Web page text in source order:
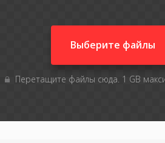
Выберите файлы
Перетащите файлы сюда. 1 GB